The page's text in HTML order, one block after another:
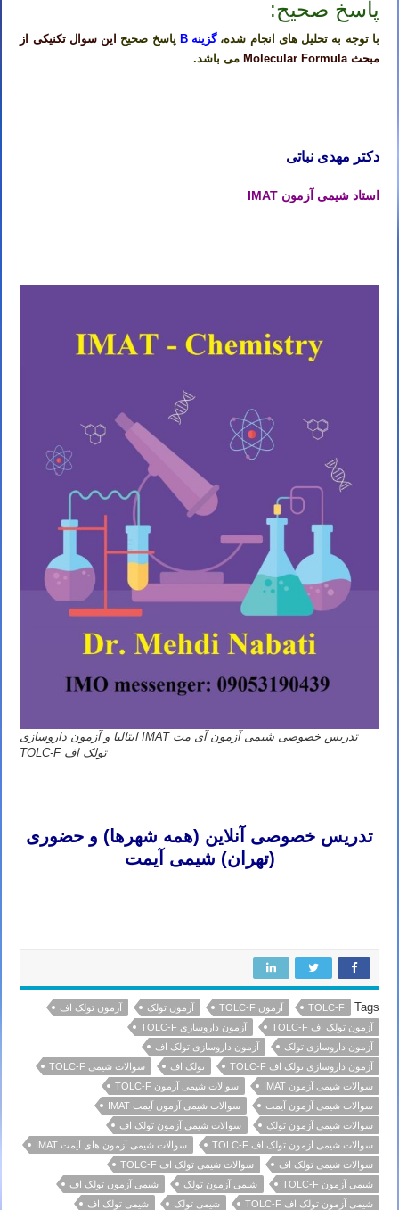
پاسخ صحیح:
با توجه به تحلیل های انجام شده،گزینه B پاسخ صحیح
این سوال تکنیکی از
مبحث Molecular Formula
می باشد.
دکتر مهدی نباتی
استاد شیمی آزمون IMAT
تدریس خصوصی شیمی آزمون آی مت IMAT ایتالیا و آزمون داروسازی
تولک اف TOLC-F
تدریس خصوصی آنلاین (همه شهرها) و حضوری
(تهران) شیمی آیمت
Tags
TOLC-F آزمون TOLC-F آزمون تولک
آزمون تولک اف
آزمون تولک اف TOLC-F
آزمون داروسازی TOLC-F
آزمون داروسازی تولک
آزمون داروسازی تولک اف
آزمون داروسازی تولک اف TOLC-F
تولک اف
سوالات شیمی TOLC-F
سوالات شیمی آزمون IMAT
سوالات شیمی آزمون TOLC-F
سوالات شیمی آزمون آیمت
سوالات شیمی آزمون آیمت IMAT
سوالات شیمی آزمون تولک
سوالات شیمی آزمون تولک اف
سوالات شیمی آزمون تولک اف TOLC-F
سوالات شیمی آزمون های آیمت IMAT
سوالات شیمی تولک اف
سوالات شیمی تولک اف TOLC-F
شیمی آزمون TOLC-F
شیمی آزمون تولک
شیمی آزمون تولک اف
شیمی آزمون تولک اف TOLC-F
شیمی تولک
شیمی تولک اف